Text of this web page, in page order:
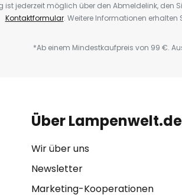
ist jederzeit möglich über den Abmeldelink, den
Kontaktformular. Weitere Informationen erhalten
*Ab einem Mindestkaufpreis von 99 €.
Über Lampenwelt.de
Wir über uns
Newsletter
Marketing-Kooperationen